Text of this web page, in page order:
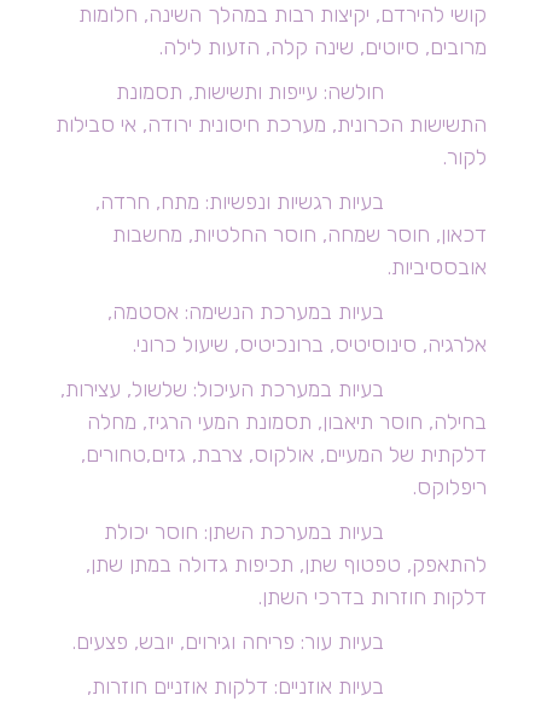
קושי להירדם, יקיצות רבות במהלך השינה, חלומות
מרובים, סיוטים, שינה קלה, הזעות לילה.
חולשה: עייפות ותשישות, תסמונת
התשישות הכרונית, מערכת חיסונית ירודה, אי סבילות
לקור.
בעיות רגשיות ונפשיות: מתח, חרדה,
דכאון, חוסר שמחה, חוסר החלטיות, מחשבות
אובססיביות.
בעיות במערכת הנשימה: אסטמה,
אלרגיה, סינוסיטיס, ברונכיטיס, שיעול כרוני.
בעיות במערכת העיכול: שלשול, עצירות,
בחילה, חוסר תיאבון, תסמונת המעי הרגיז, מחלה
דלקתית של המעיים, אולקוס, צרבת, גזים,טחורים,
ריפלוקס.
בעיות במערכת השתן: חוסר יכולת
להתאפק, טפטוף שתן, תכיפות גדולה במתן שתן,
דלקות חוזרות בדרכי השתן.
בעיות עור: פריחה וגירוים, יובש, פצעים.
בעיות אוזניים: דלקות אוזניים חוזרות,